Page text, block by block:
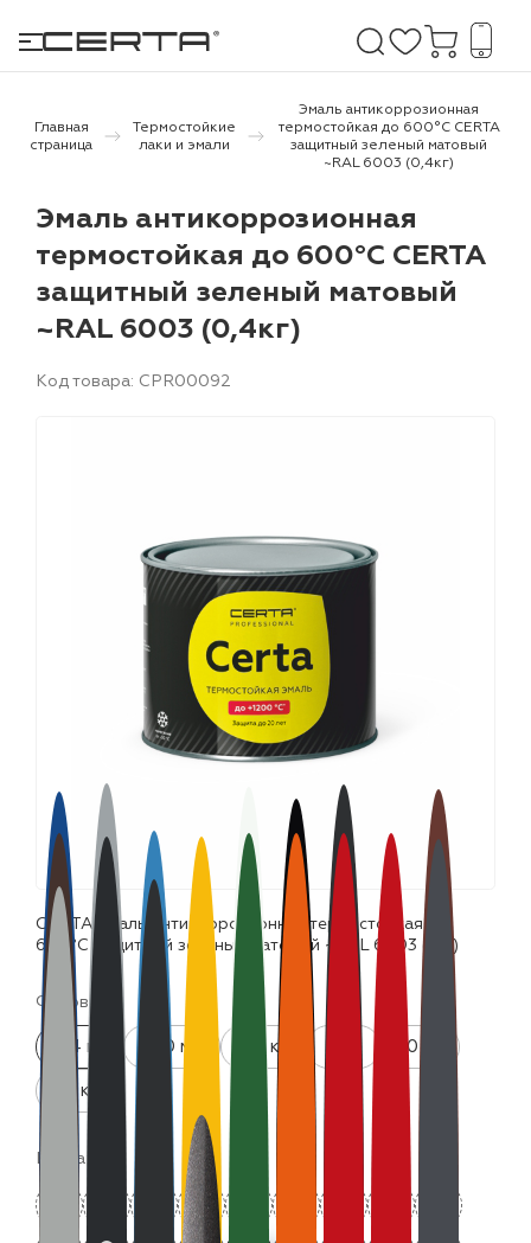
и дачи
бетону,
и эмали
Главная
страница
Термостойкие
лаки и эмали
Эмаль антикоррозионная
термостойкая до 600°С CERTA
защитный зеленый матовый
~RAL 6003 (0,4кг)
Эмаль антикоррозионная
термостойкая до 600°С CERTA
защитный зеленый матовый
~RAL 6003 (0,4кг)
Код товара: CPR00092
CERTA эмаль антикоррозионная термостойкая до
600°С защитный зеленый матовый ~RAL 6003 (0,4)
Фасовка:
0.4 кг 520 мл 0.8 кг 4 кг
10 кг
25 кг
Цвета: